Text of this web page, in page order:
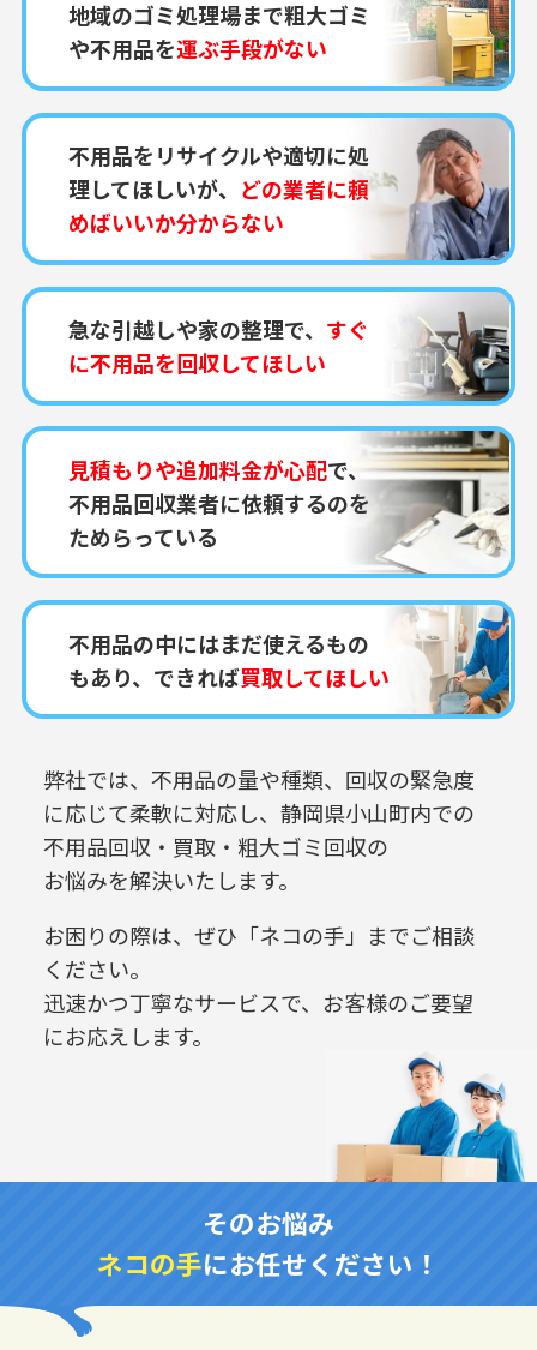
地域のゴミ処理場まで粗大ゴミ
や不用品を運ぶ手段がない
不用品をリサイクルや適切に処
理してほしいが、 どの業者に頼
めばいいか分からない
急な引越しや家の整理で、 すぐ
に不用品を回収してほしい
見積もりや追加料金が心配で、
不用品回収業者に依頼するのを
ためらっている
不用品の中にはまだ使えるもの
もあり、できれば買取してほしい
弊社では、不用品の量や種類、回収の緊急度
に応じて柔軟に対応し、 静岡県小山町内での
不用品回収・買取・粗大ゴミ回収の
お悩みを解決いたします。
お困りの際は、ぜひ「ネコの手」までご相談
ください。
迅速かつ丁寧なサービスで、お客様のご要望
にお応えします。
そのお悩み
ネコの手にお任せください！